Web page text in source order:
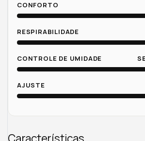
CONFORTO
RESPIRABILIDADE
CONTROLE DE UMIDADE
AJUSTE